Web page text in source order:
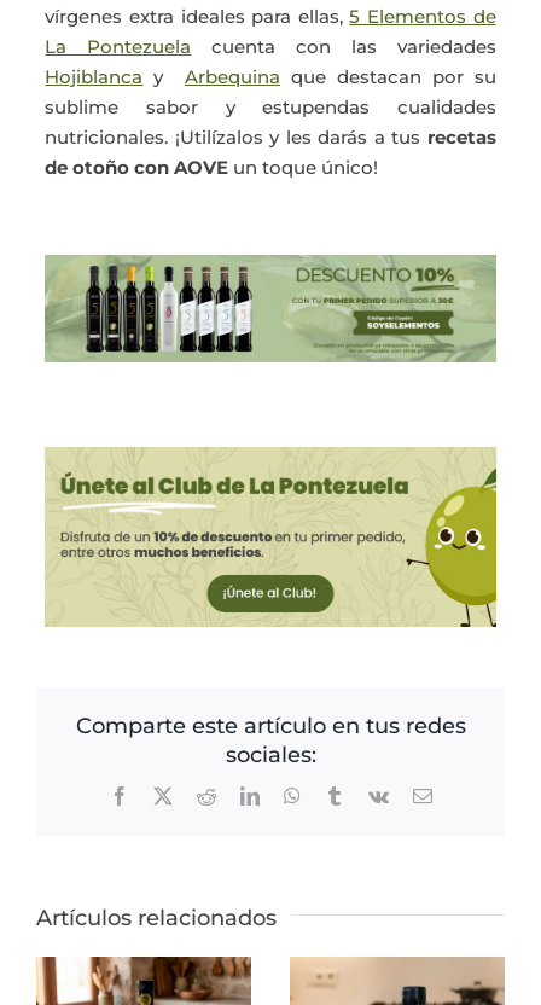
vírgenes extra ideales para ellas,5 Elementos de
La Pontezuela cuenta con las variedades
Hojiblanca yArbequina que destacan por su
sublime sabor y estupendas cualidades
nutricionales. ¡Utilízalos y les darás a tus recetas
de otoño con AOVE un toque único!
Comparte este artículo en tus redes
sociales:
Facebook
X RedditLinkedInWhatsApp
TumblrVk
Correo
Artículos relacionados